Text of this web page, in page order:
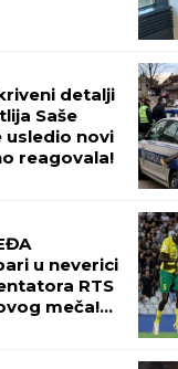
detalji
Saše
usledio novi
reagovala!
u neverici
RTS
meča!